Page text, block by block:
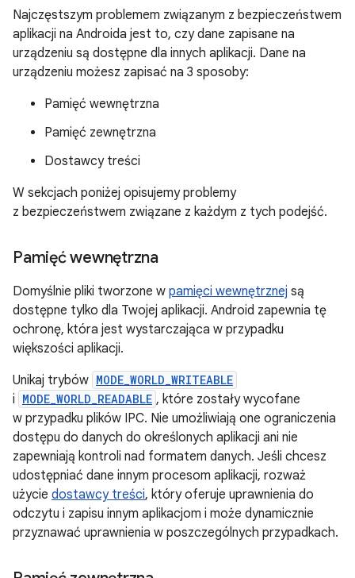
Najczęstszym problemem związanym z bezpieczeństwem
aplikacji na Androida jest to, czy dane zapisane na
urządzeniu są dostępne dla innych aplikacji. Dane na
urządzeniu możesz zapisać na 3 sposoby:
Pamięć wewnętrzna
Pamięć zewnętrzna
Dostawcy treści
W sekcjach poniżej opisujemy problemy
z bezpieczeństwem związane z każdym z tych podejść.
Pamięć wewnętrzna
Domyślnie pliki tworzone w pamięci wewnętrznej są
dostępne tylko dla Twojej aplikacji. Android zapewnia tę
ochronę, która jest wystarczająca w przypadku
większości aplikacji.
Unikaj trybów MODE_WORLD_WRITEABLE
i MODE_WORLD_READABLE , które zostały wycofane
w przypadku plików IPC. Nie umożliwiają one ograniczenia
dostępu do danych do określonych aplikacji ani nie
zapewniają kontroli nad formatem danych. Jeśli chcesz
udostępniać dane innym procesom aplikacji, rozważ
użycie dostawcy treści, który oferuje uprawnienia do
odczytu i zapisu innym aplikacjom i może dynamicznie
przyznawać uprawnienia w poszczególnych przypadkach.